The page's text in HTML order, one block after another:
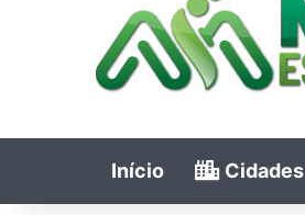
Início Cidades